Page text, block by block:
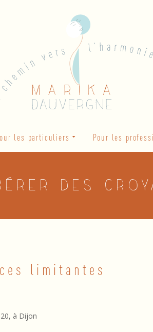
les particuliers Pour les
des
limitantes
à Dijon